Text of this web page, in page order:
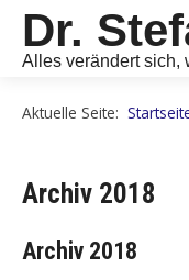
Dr.
Alles verändert sich,
Aktuelle Seite:
Archiv 2018
Archiv 2018